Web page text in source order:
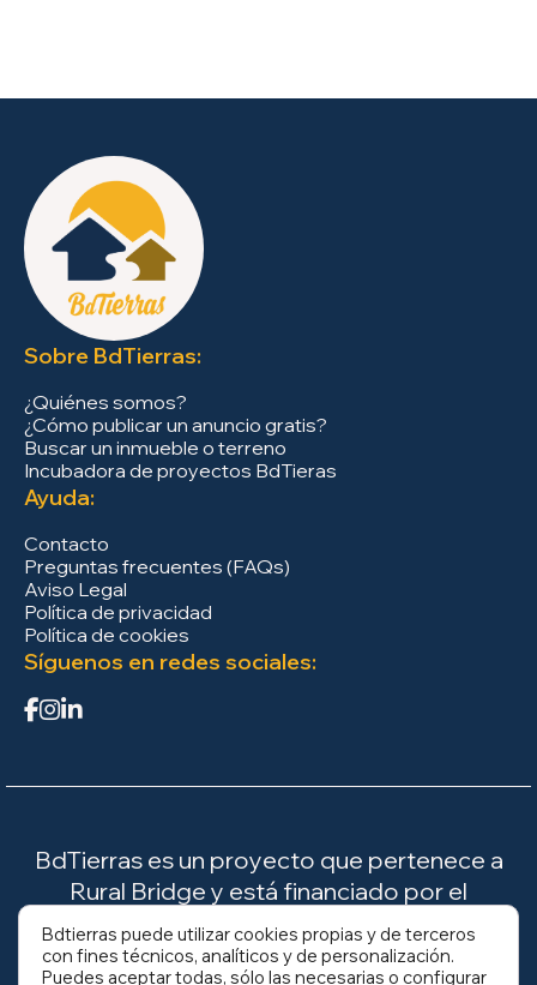
Sobre BdTierras:
¿Quiénes somos?
¿Cómo publicar un anuncio gratis?
Buscar un inmueble o terreno
Incubadora de proyectos BdTieras
Ayuda:
Contacto
Preguntas frecuentes (FAQs)
Aviso Legal
Política de privacidad
Política de cookies
Síguenos en redes sociales:
BdTierras es un proyecto que pertenece a
Rural Bridge y está financiado por el
Ministerio para la Transición Ecológica y el
Reto Demográfico (MITECO).
Bdtierras puede utilizar cookies propias y de terceros
con fines técnicos, analíticos y de personalización.
Puedes aceptar todas, sólo las necesarias o configurar